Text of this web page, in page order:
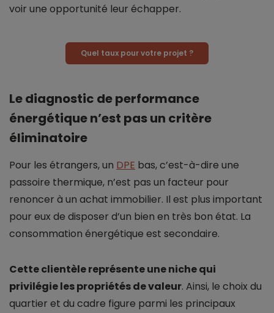
voir une opportunité leur échapper.
Quel taux pour votre projet ?
Le diagnostic de performance
énergétique n’est pas un critère
éliminatoire
Pour les étrangers, un DPE bas, c’est-à-dire une
passoire thermique, n’est pas un facteur pour
renoncer à un achat immobilier. Il est plus important
pour eux de disposer d’un bien en très bon état. La
consommation énergétique est secondaire.
Cette clientèle représente une niche qui
privilégie les propriétés de valeur. Ainsi, le choix du
quartier et du cadre figure parmi les principaux